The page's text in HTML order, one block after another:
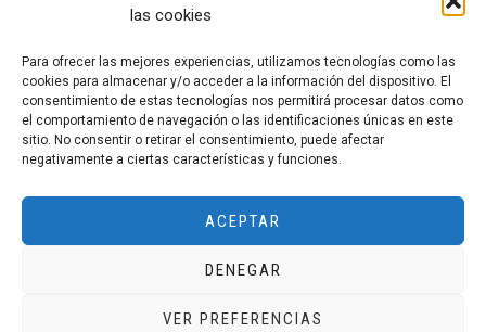
las cookies
Para ofrecer las mejores experiencias, utilizamos tecnologías como las
cookies para almacenar y/o acceder a la información del dispositivo. El
consentimiento de estas tecnologías nos permitirá procesar datos como
el comportamiento de navegación o las identificaciones únicas en este
sitio. No consentir o retirar el consentimiento, puede afectar
negativamente a ciertas características y funciones.
ACEPTAR
DENEGAR
VER PREFERENCIAS
30510 Yecla, Murcia,
675 084 926
Aviso legal
Política de privacidad
Copyright © 2026 Copata
Página web financiada por el Programa KIT Digital. Plan de